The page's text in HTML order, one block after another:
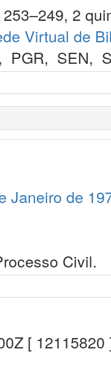
2
Virtual de
, PGR, SEN,
Janeiro de
Civil.
[ 12115820